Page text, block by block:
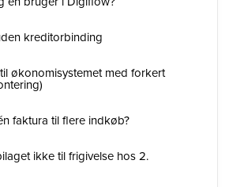
kreditorbinding
økonomisystemet med forkert
faktura til flere indkøb?
ikke til frigivelse hos 2.